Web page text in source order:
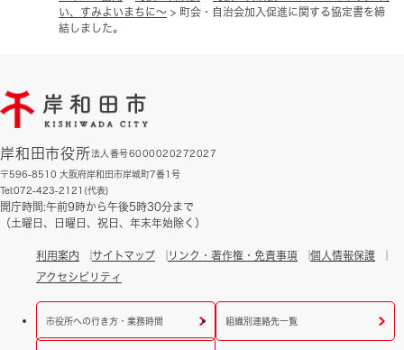
い、すみよいまちに～ > 町会・自治会加入促進に関する協定書を締
結しました。
岸和田市役所法人番号6000020272027
〒596-8510 大阪府岸和田市岸城町7番1号
Tel:072-423-2121(代表)
開庁時間:午前9時から午後5時30分まで
（土曜日、日曜日、祝日、年末年始除く）
利用案内 サイトマップ リンク・著作権・免責事項
個人情報保護
アクセシビリティ
市役所への行き方・業務時間 組織別連絡先一覧